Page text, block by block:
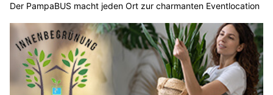
Der PampaBUS macht jeden Ort zur charmanten Eventlocation